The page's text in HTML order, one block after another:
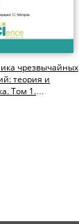
чрезвычайных
теория и
Том 1.